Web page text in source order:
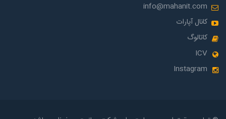
info@mahanit.com
کانال آپارات
کاتالوگ
ICV
Instagram